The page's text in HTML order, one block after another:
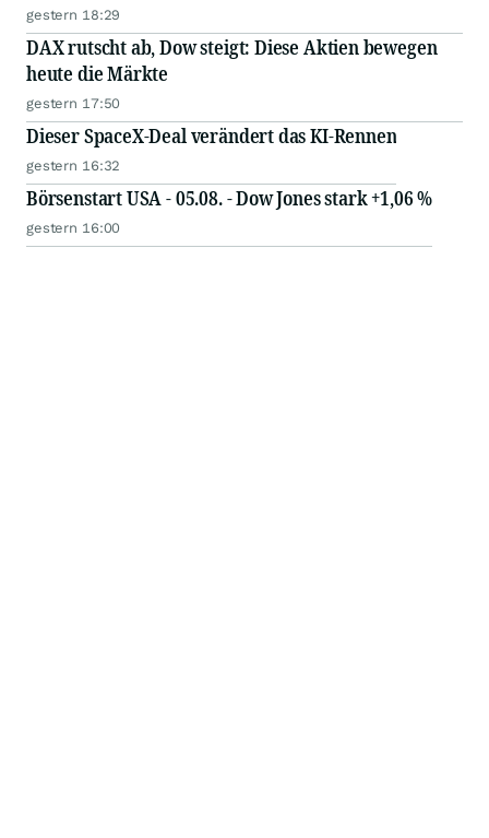
gestern 18:29
DAX rutscht ab, Dow steigt: Diese Aktien bewegen
heute die Märkte
gestern 17:50
Dieser SpaceX-Deal verändert das KI-Rennen
gestern 16:32
Börsenstart USA - 05.08. - Dow Jones stark +1,06 %
gestern 16:00